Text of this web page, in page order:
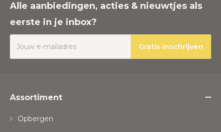
Alle aanbiedingen, acties & nieuwtjes als
eerste in je inbox?
Gratis inschrijven
Assortiment
Opbergen